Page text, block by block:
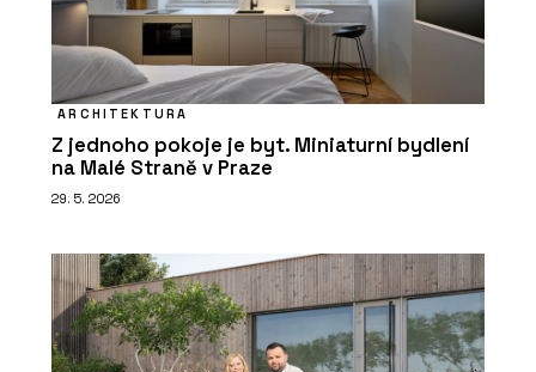
ARCHITEKTURA
Z jednoho pokoje je byt. Miniaturní bydlení
na Malé Straně v Praze
29. 5. 2026